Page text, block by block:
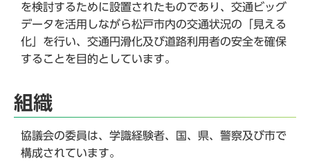
を検討するために設置されたものであり、交通ビッグ
データを活用しながら松戸市内の交通状況の「見える
化」を行い、交通円滑化及び道路利用者の安全を確保
することを目的としています。
組織
協議会の委員は、学識経験者、国、県、警察及び市で
構成されています。